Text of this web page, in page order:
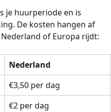
je huurperiode en is
De kosten hangen af
of Europa rijdt:
Nederland
€3,50 per dag
€2 per dag